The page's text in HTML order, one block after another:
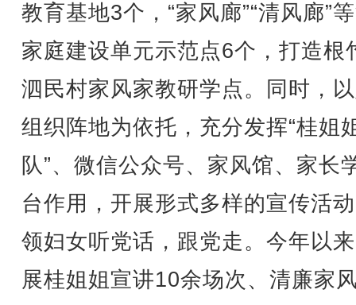
教育基地3个，“家风廊”“清风廊”
家庭建设单元示范点6个，打造根
泗民村家风家教研学点。同时，
组织阵地为依托，充分发挥“桂姐
队”、微信公众号、家风馆、家长
台作用，开展形式多样的宣传活
领妇女听党话，跟党走。今年以
展桂姐姐宣讲10余场次、清廉家